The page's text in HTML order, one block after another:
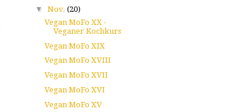
▼ Nov. (20)
Vegan MoFo XX -
Veganer Kochkurs
Vegan MoFo XIX
Vegan MoFo XVIII
Vegan MoFo XVII
Vegan MoFo XVI
Vegan MoFo XV